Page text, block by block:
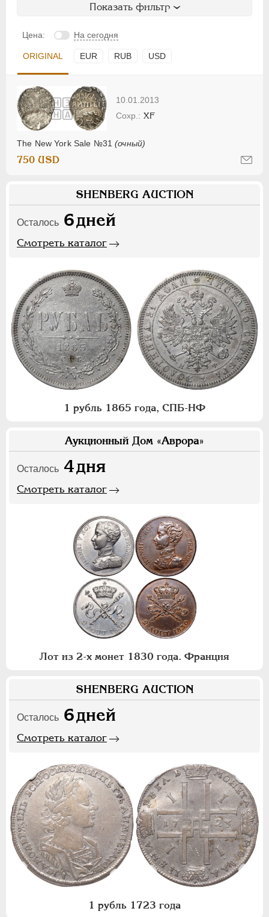
Показать фильтр
Цена: На сегодня
ORIGINAL EUR RUB USD
10.01.2013
The New York Sale №31(очный)
XF
750 USD
SHENBERG AUCTION
Осталось 6дней
Смотреть каталог
1 рубль 1865 года, СПБ-НФ
Аукционный Дом «Аврора»
Осталось 4дня
Смотреть каталог
Лот из 2-х монет 1830 года. Франция
SHENBERG AUCTION
Осталось 6дней
Смотреть каталог
1 рубль 1723 года